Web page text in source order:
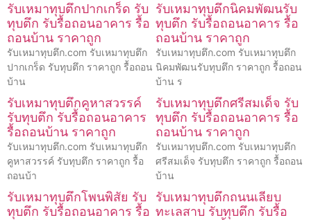
รับเหมาทุบตึกปากเกร็ด รับ
ทุบตึก รับรื้อถอนอาคาร รื้อ
ถอนบ้าน ราคาถูก
รับเหมาทุบตึก.com รับเหมาทุบตึก
ปากเกร็ด รับทุบตึก ราคาถูก รื้อถอน
บ้าน
รับเหมาทุบตึกนิคมพัฒนรับ
ทุบตึก รับรื้อถอนอาคาร รื้อ
ถอนบ้าน ราคาถูก
รับเหมาทุบตึก.com รับเหมาทุบตึก
นิคมพัฒนรับทุบตึก ราคาถูก รื้อถอน
บ้าน ร
รับเหมาทุบตึกคูหาสวรรค์
รับทุบตึก รับรื้อถอนอาคาร
รื้อถอนบ้าน ราคาถูก
รับเหมาทุบตึก.com รับเหมาทุบตึก
คูหาสวรรค์ รับทุบตึก ราคาถูก รื้อ
ถอนบ้า
รับเหมาทุบตึกศรีสมเด็จ รับ
ทุบตึก รับรื้อถอนอาคาร รื้อ
ถอนบ้าน ราคาถูก
รับเหมาทุบตึก.com รับเหมาทุบตึก
ศรีสมเด็จ รับทุบตึก ราคาถูก รื้อถอน
บ้าน
รับเหมาทุบตึกโพนพิสัย รับ
ทุบตึก รับรื้อถอนอาคาร รื้อ
รับเหมาทุบตึกถนนเลียบ
ทะเลสาบ รับทุบตึก รับรื้อ